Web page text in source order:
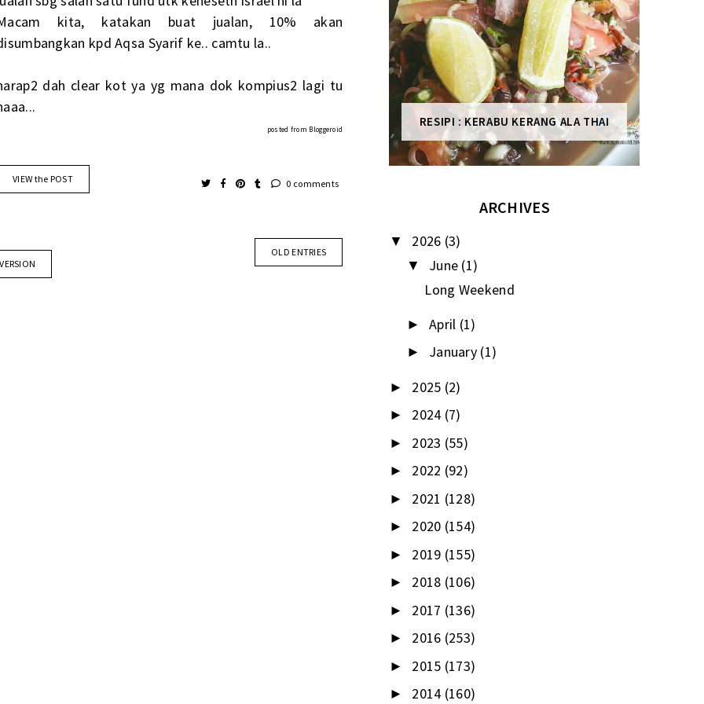
kita, katakan buat jualan, 10% akan
kpd Aqsa Syarif ke.. camtu la..
dah clear kot ya yg mana dok kompius2 lagi tu
posted from Bloggeroid
VIEW the POST 0 comments
OLD ENTRIES
RESIPI : KERABU KERANG ALA THAI
ARCHIVES
▼ 2026 (3)
▼ June (1)
Long Weekend
► April (1)
► January (1)
► 2025 (2)
► 2024 (7)
► 2023 (55)
► 2022 (92)
► 2021 (128)
► 2020 (154)
► 2019 (155)
► 2018 (106)
► 2017 (136)
► 2016 (253)
► 2015 (173)
► 2014 (160)